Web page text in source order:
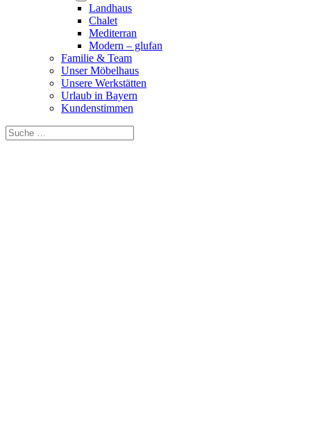
Landhaus
Chalet
Mediterran
Modern – glufan
Familie & Team
Unser Möbelhaus
Unsere Werkstätten
Urlaub in Bayern
Kundenstimmen